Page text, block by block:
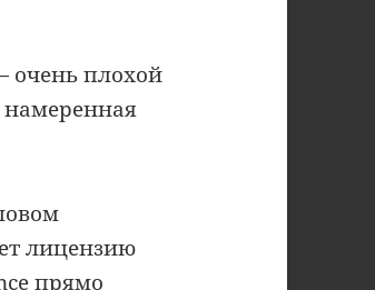
очень плохой
намеренная
лицензию
прямо